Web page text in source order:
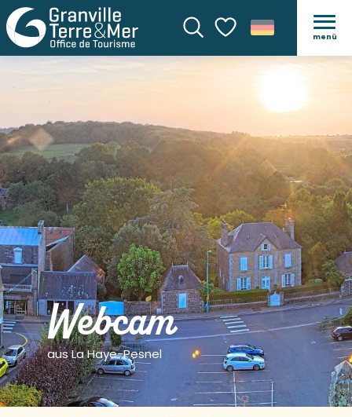
SucheVoir les favoris
menü
Webcam
aus La Haye-Pesnel